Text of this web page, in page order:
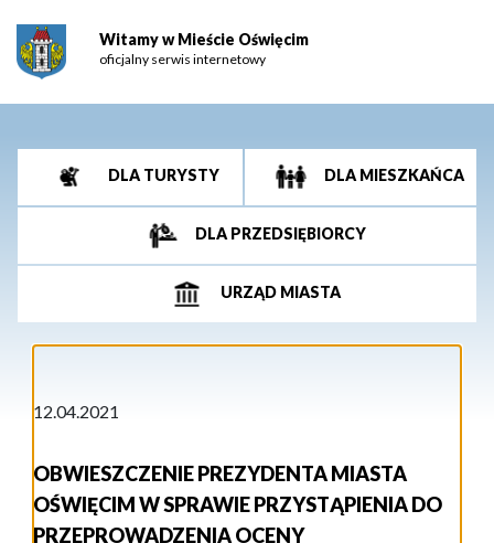
Witamy w Mieście Oświęcim
oficjalny serwis internetowy
DLA TURYSTY DLA MIESZKAŃCA
DLA PRZEDSIĘBIORCY
URZĄD MIASTA
12.04.2021
OBWIESZCZENIE PREZYDENTA MIASTA
OŚWIĘCIM W SPRAWIE PRZYSTĄPIENIA DO
PRZEPROWADZENIA OCENY